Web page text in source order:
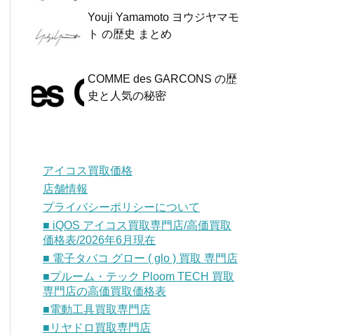
Youji Yamamoto ヨウジヤマモ
ト の歴史 まとめ
COMME des GARCONS の歴
史と人気の秘密
アイコス買取価格
店舗情報
プライバシーポリシーについて
■ iQOS アイコス買取専門店/高価買取
価格表/2026年6月現在
■ 電子タバコ グロー ( glo ) 買取 専門店
■プルーム・テック Ploom TECH 買取
専門店の高価買取価格表
■電動工具買取専門店
■リヤドロ買取専門店